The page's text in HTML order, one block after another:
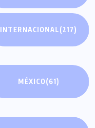
INTERNACIONAL(217)
MÉXICO(61)